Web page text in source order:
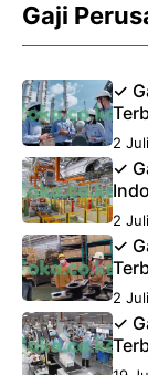
Gaji
✓
2
✓
2
✓
2
✓